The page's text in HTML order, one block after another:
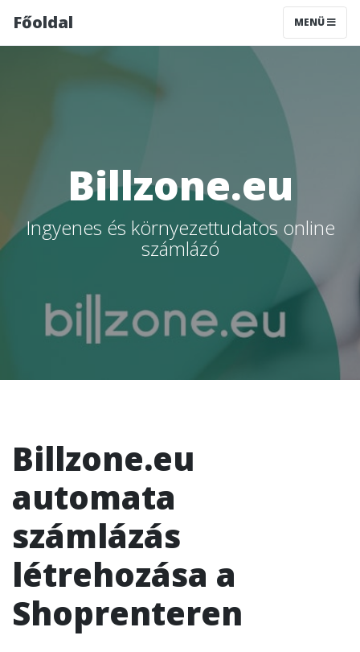
Főoldal MENÜ
Billzone.eu
Ingyenes és környezettudatos online
számlázó
Billzone.eu
automata
számlázás
létrehozása a
Shoprenteren